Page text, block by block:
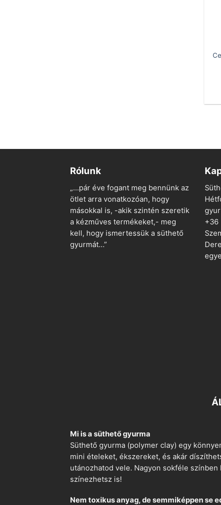
Rólunk
„…pár éve fogant meg bennünk az
ötlet arra vonatkozóan, hogy
másokkal is, -akik szintén szeretik
a kézműves termékeket,- meg
kell, hogy ismertessük a süthető
gyurmát…”
+36
Mi is a süthető gyurma
Süthető gyurma (polymer clay) egy
mini ételeket, ékszereket, és akár
utánozhatod vele. Nagyon sokféle
színezhetsz is!
Nem toxikus anyag, de semmiképpen se